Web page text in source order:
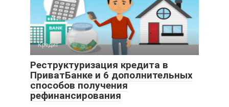
Кредит
Реструктуризация кредита в
ПриватБанке и 6 дополнительных
способов получения
рефинансирования